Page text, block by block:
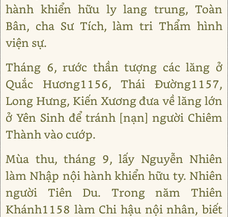
hành khiển hữu ly lang trung, Toàn
Bân, cha Sư Tích, làm tri Thẩm hình
viện sự.
Tháng 6, rước thần tượng các lăng ở
Quắc Hương1156, Thái Đường1157,
Long Hưng, Kiến Xương đưa về lăng lớn
ở Yên Sinh để tránh [nạn] người Chiêm
Thành vào cướp.
Mùa thu, tháng 9, lấy Nguyễn Nhiên
làm Nhập nội hành khiển hữu ty. Nhiên
người Tiên Du. Trong năm Thiên
Khánh1158 làm Chi hậu nội nhân, biết